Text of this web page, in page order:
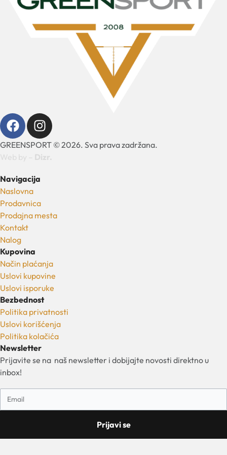
GREENSPORT © 2026. Sva prava zadržana.
Navigacija
Naslovna
Prodavnica
Prodajna mesta
Kontakt
Nalog
Kupovina
Način plaćanja
Uslovi kupovine
Uslovi isporuke
Bezbednost
Politika privatnosti
Uslovi korišćenja
Politika kolačića
Newsletter
Prijavite se na naš newsletter i dobijajte novosti direktno u
inbox!
Prijavi se